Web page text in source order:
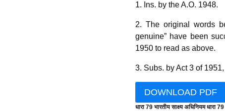
1. Ins. by the A.O. 1948.
2. The original words
genuine” have been
1950 to read as above.
3. Subs. by Act 3 of
DOWNLOAD PDF
धारा 79 भारतीय साक्ष्य अधिनियम धारा